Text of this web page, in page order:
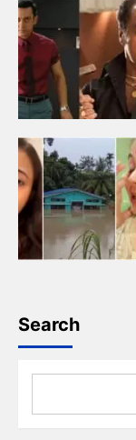
Search